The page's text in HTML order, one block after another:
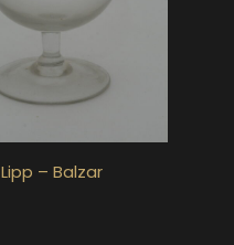
Lipp – Balzar